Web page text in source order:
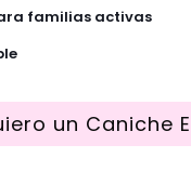
familias activas
un Caniche